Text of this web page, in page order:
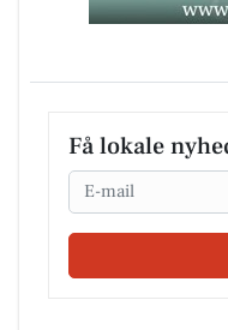
Få lokale
Email